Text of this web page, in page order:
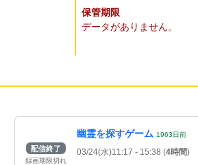
保管期限
データがありません。
配信終了
録画期限切れ
幽霊を探すゲーム 1963日前
03/24(水)11:17 - 15:38 (4時間)